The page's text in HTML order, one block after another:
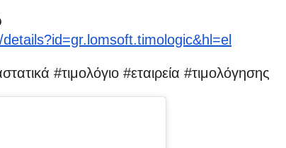
#τιμολόγιο #εταιρεία #τιμολόγησης